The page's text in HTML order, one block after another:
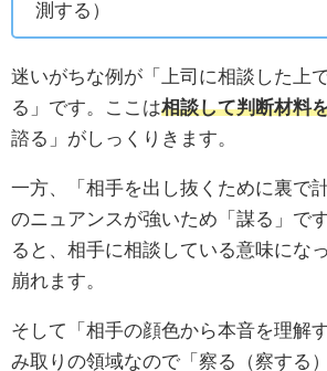
測する）
迷いがちな例が「上司に相談した上
る」です。ここは相談して判断材料
諮る」がしっくりきます。
一方、「相手を出し抜くために裏で
のニュアンスが強いため「謀る」で
ると、相手に相談している意味にな
崩れます。
そして「相手の顔色から本音を理解
み取りの領域なので「察る（察する